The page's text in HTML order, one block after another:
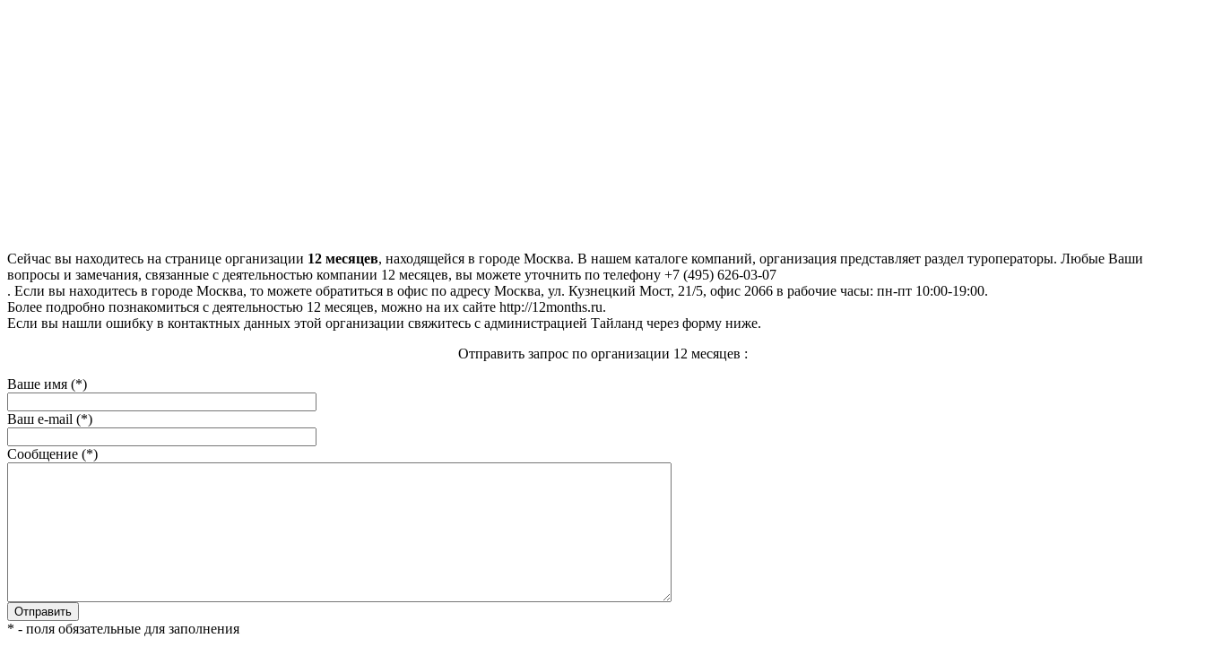
Сейчас вы находитесь на странице организации 12 месяцев, находящейся в городе Москва. В нашем каталоге компаний, организация представляет раздел туроператоры. Любые Ваши
вопросы и замечания, связанные с деятельностью компании 12 месяцев, вы можете уточнить по телефону +7 (495) 626-03-07
. Если вы находитесь в городе Москва, то можете обратиться в офис по адресу Москва, ул. Кузнецкий Мост, 21/5, офис 2066 в рабочие часы: пн-пт 10:00-19:00.
Более подробно познакомиться с деятельностью 12 месяцев, можно на их сайте http://12months.ru.
Если вы нашли ошибку в контактных данных этой организации свяжитесь с администрацией Тайланд через форму ниже.
Отправить запрос по организации 12 месяцев :
Ваше имя (*)
Ваш e-mail (*)
Сообщение (*)
* - поля обязательные для заполнения